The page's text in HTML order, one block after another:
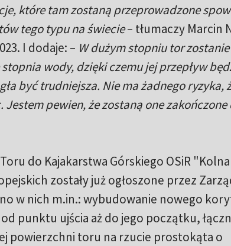
które tam zostaną przeprowadzone
tego typu na świecie– tłumaczy Marcin
I dodaje: – W dużym stopniu tor zostanie
wody, dzięki czemu jej przepływ
być trudniejsza. Nie ma żadnego ryzyka,
pewien, że zostaną one zakończone
do Kajakarstwa Górskiego OSiR
zostały już ogłoszone przez
w nich m.in.: wybudowanie nowego
punktu ujścia aż do jego początku,
powierzchni toru na rzucie prostokąta o